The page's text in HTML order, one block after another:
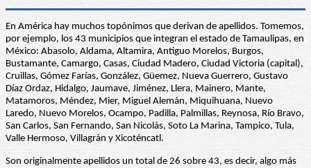
En América hay muchos topónimos que derivan de apellidos. Tomemos,
por ejemplo, los 43 municipios que integran el estado de Tamaulipas, en
México: Abasolo, Aldama, Altamira, Antiguo Morelos, Burgos,
Bustamante, Camargo, Casas, Ciudad Madero, Ciudad Victoria (capital),
Cruillas, Gómez Farías, González, Güemez, Nueva Guerrero, Gustavo
Díaz Ordaz, Hidalgo, Jaumave, Jiménez, Llera, Mainero, Mante,
Matamoros, Méndez, Mier, Miguel Alemán, Miquihuana, Nuevo
Laredo, Nuevo Morelos, Ocampo, Padilla, Palmillas, Reynosa, Río Bravo,
San Carlos, San Fernando, San Nicolás, Soto La Marina, Tampico, Tula,
Valle Hermoso, Villagrán y Xicoténcatl.
Son originalmente apellidos un total de 26 sobre 43, es decir, algo más